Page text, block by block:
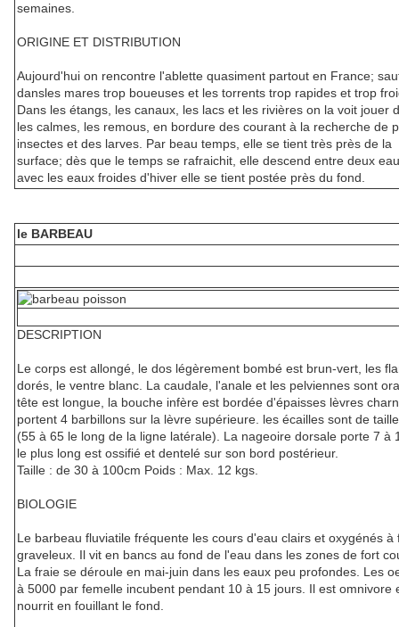
semaines.
ORIGINE ET DISTRIBUTION
Aujourd'hui on rencontre l'ablette quasiment partout en France;
dansles mares trop boueuses et les torrents trop rapides et trop
Dans les étangs, les canaux, les lacs et les rivières on la voit jouer
les calmes, les remous, en bordure des courant à la recherche de
insectes et des larves. Par beau temps, elle se tient très près de la
surface; dès que le temps se rafraichit, elle descend entre deux
avec les eaux froides d'hiver elle se tient postée près du fond.
le BARBEAU
DESCRIPTION
Le corps est allongé, le dos légèrement bombé est brun-vert, les
dorés, le ventre blanc. La caudale, l'anale et les pelviennes sont
tête est longue, la bouche infère est bordée d'épaisses lèvres
portent 4 barbillons sur la lèvre supérieure. les écailles sont de
(55 à 65 le long de la ligne latérale). La nageoire dorsale porte 7 à
le plus long est ossifié et dentelé sur son bord postérieur.
Taille : de 30 à 100cm Poids : Max. 12 kgs.
BIOLOGIE
Le barbeau fluviatile fréquente les cours d'eau clairs et oxygénés à
graveleux. Il vit en bancs au fond de l'eau dans les zones de fort
La fraie se déroule en mai-juin dans les eaux peu profondes. Les
à 5000 par femelle incubent pendant 10 à 15 jours. Il est omnivore
nourrit en fouillant le fond.